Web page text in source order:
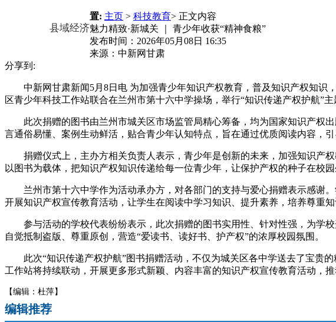
县域经济
置: 主页 > 科技教育> 正文内容
魅力精致·新城关 ｜ 青少年收获“精神食粮”
发布时间： 2026年05月08日 16:35
来源： 中新网甘肃
分享到:
中新网甘肃新闻5月8日电 为加强青少年知识产权教育，普及知识产权知识
区青少年科技工作站联合在兰州市第十六中学操场，举行“知识传递产权护航”
此次捐赠的图书由兰州市城关区市场监管局精心筹备，均为国家知识产权出
言通俗易懂、案例生动鲜活，贴合青少年认知特点，旨在通过优质阅读内容，
捐赠仪式上，主办方相关负责人表示，青少年是创新的未来，加强知识产权
以图书为载体，把知识产权知识传递给每一位青少年，让保护产权的种子在校
兰州市第十六中学作为活动承办方，对各部门的支持与爱心捐赠表示感谢。
开展知识产权宣传教育活动，让学生在阅读中学习知识、提升素养，培养尊重
参与活动的学校代表纷纷表示，此次捐赠的图书实用性、针对性强，为学校
自觉抵制盗版、尊重原创，营造“爱读书、读好书、护产权”的浓厚校园氛围。
此次“知识传递产权护航”图书捐赠活动，不仅为城关区各中学送去了宝贵
工作站将持续联动，开展更多形式新颖、内容丰富的知识产权宣传教育活动，
【编辑：杜萍】
编辑推荐